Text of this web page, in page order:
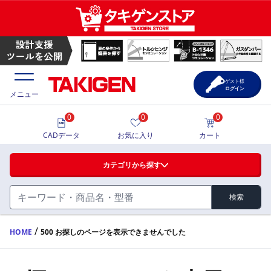
ハンドル・取手・つまみ・周辺機器
FA・A
蝶番・ステー・周辺機器
価格一覧
製品カタログ
メニュー
カテゴリから探す
検索
0
CADデータ
0
お気に入り
0
カート
ゲスト様
ログイン
HOME / 500 お探しのページを表示できませんでした